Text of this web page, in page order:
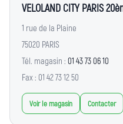
VELOLAND CITY PARIS
1 rue de la Plaine
75020 PARIS
Tél. magasin : 01 43 73 06 10
Fax : 01 42 73 12 50
Voir le magasin Contacter